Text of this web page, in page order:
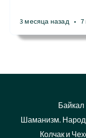
3 месяца назад • 7
Байкал
Шаманизм.
Колчак и